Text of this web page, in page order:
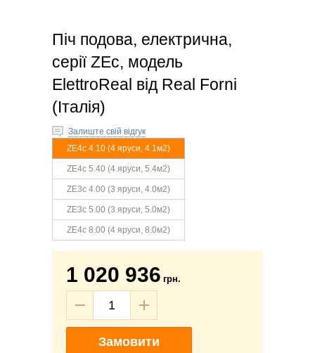
Піч подова, електрична,
серії ZEc, модель
ElettroReal від Real Forni
(Італія)
Залиште свій відгук
ZE4c 4.10 (4 яруси, 4.1м2)
ZE4c 5.40 (4 яруси, 5.4м2)
ZE3c 4.00 (3 яруси, 4.0м2)
ZE3c 5.00 (3 яруси, 5.0м2)
ZE4c 8.00 (4 яруси, 8.0м2)
1 020 936 грн.
Замовити